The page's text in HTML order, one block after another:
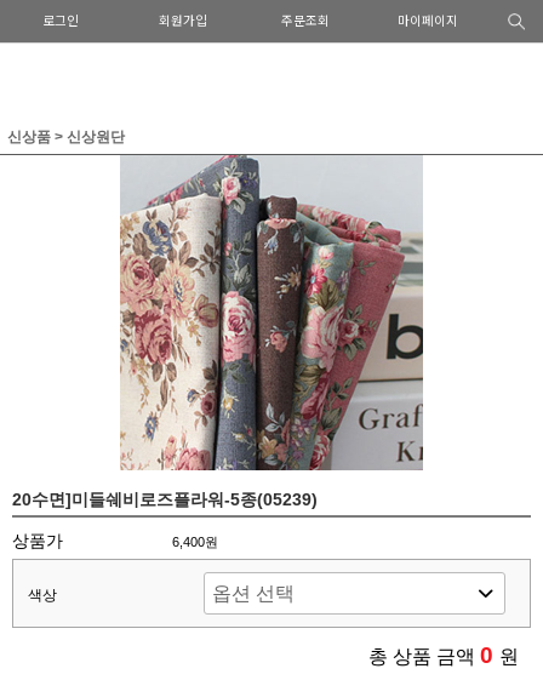
로그인 회원가입 주문조회 마이페이지
신상품 > 신상원단
20수면]미들쉐비로즈플라워-5종(05239)
상품가 6,400원
색상
총 상품 금액 0 원